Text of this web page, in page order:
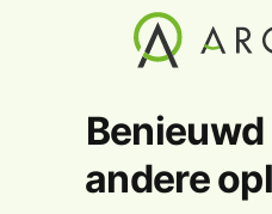
andere